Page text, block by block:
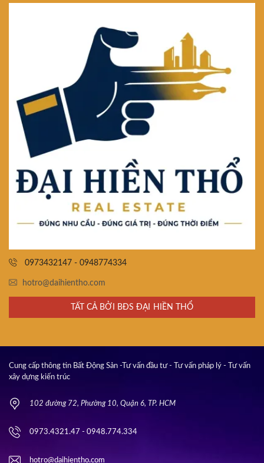
0973432147 - 0948774334
hotro@daihientho.com
TẤT CẢ BỞI BĐS ĐẠI HIỀN THỔ
Cung cấp thông tin Bất Động Sản -Tư vấn đầu tư - Tư vấn pháp lý - Tư vấn
xây dựng kiến trúc
102 đường 72, Phường 10, Quận 6, TP. HCM
0973.4321.47 - 0948.774.334
hotro@daihientho.com